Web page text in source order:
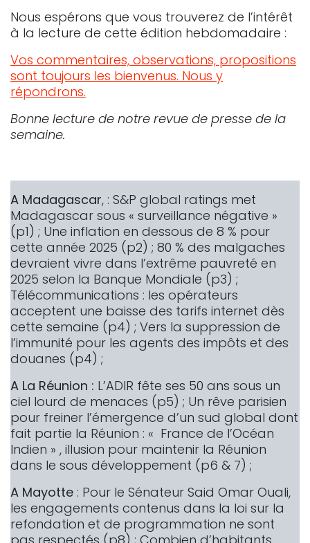
Nous espérons que vous trouverez de l’intérêt
à la lecture de cette édition hebdomadaire :
Vos commentaires, observations, propositions
sont toujours les bienvenus. Nous y
répondrons.
Bonne lecture de notre revue de presse de la
semaine.
A Madagascar, : S&P global ratings met
Madagascar sous « surveillance négative »
(p1) ; Une inflation en dessous de 8 % pour
cette année 2025 (p2) ; 80 % des malgaches
devraient vivre dans l’extrême pauvreté en
2025 selon la Banque Mondiale (p3) ;
Télécommunications : les opérateurs
acceptent une baisse des tarifs internet dès
cette semaine (p4) ; Vers la suppression de
l’immunité pour les agents des impôts et des
douanes (p4) ;
A La Réunion : L’ADIR fête ses 50 ans sous un
ciel lourd de menaces (p5) ; Un rêve parisien
pour freiner l’émergence d’un sud global dont
fait partie la Réunion : « France de l’Océan
Indien » , illusion pour maintenir la Réunion
dans le sous développement (p6 & 7) ;
A Mayotte : Pour le Sénateur Said Omar Ouali,
les engagements contenus dans la loi sur la
refondation et de programmation ne sont